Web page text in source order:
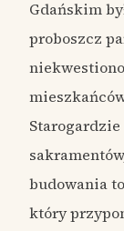
Gdańskim
proboszcz
budowania
który